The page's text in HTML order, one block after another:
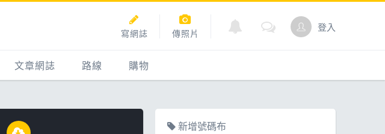
寫網誌 傳照片 登入
文章網誌
知識
路線 購物
點數商城
新增號碼布